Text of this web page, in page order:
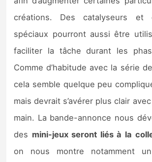
créations. Des catalyseurs et
spéciaux pourront aussi être
faciliter la tâche durant les
Comme d’habitude avec la série
cela semble quelque peu
mais devrait s’avérer plus clair
main. La bande-annonce nous
des mini-jeux seront liés à la
on nous montre notamment